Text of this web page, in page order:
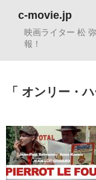
c-movie.jp
映画ライター 松
報！
オンリー・